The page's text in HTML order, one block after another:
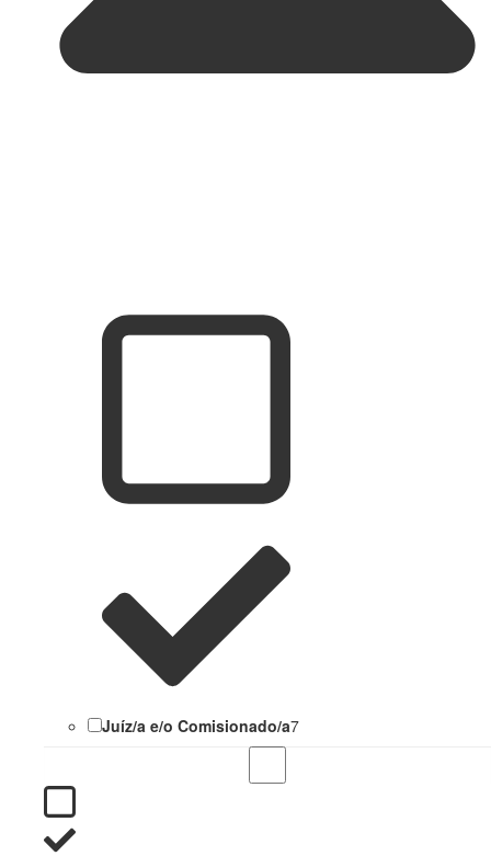
Juíz/a e/o Comisionado/a7